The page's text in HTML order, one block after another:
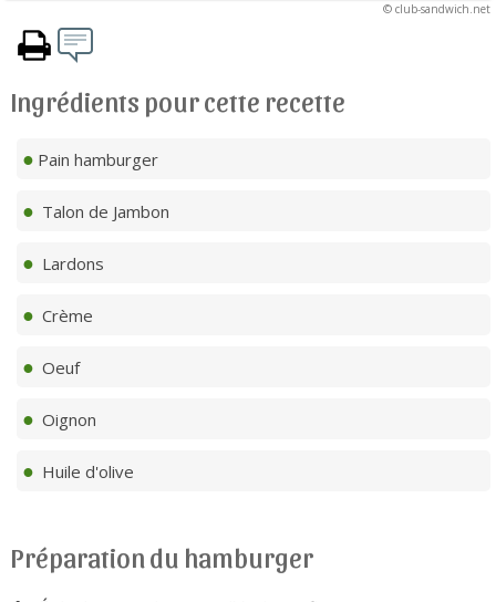
© club-sandwich.net
Ingrédients pour cette recette
Pain hamburger
Talon de Jambon
Lardons
Crème
Oeuf
Oignon
Huile d'olive
Préparation du hamburger